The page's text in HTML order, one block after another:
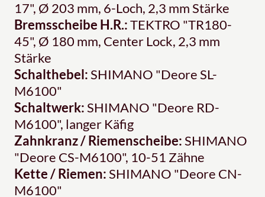
17", Ø 203 mm, 6-Loch, 2,3 mm Stärke
Bremsscheibe H.R.:TEKTRO "TR180-
45", Ø 180 mm, Center Lock, 2,3 mm
Stärke
Schalthebel:SHIMANO "Deore SL-
M6100"
Schaltwerk:SHIMANO "Deore RD-
M6100", langer Käfig
Zahnkranz / Riemenscheibe:SHIMANO
"Deore CS-M6100", 10-51 Zähne
Kette / Riemen:SHIMANO "Deore CN-
M6100"